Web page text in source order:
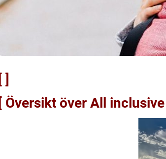
[ ]
[ Översikt över All